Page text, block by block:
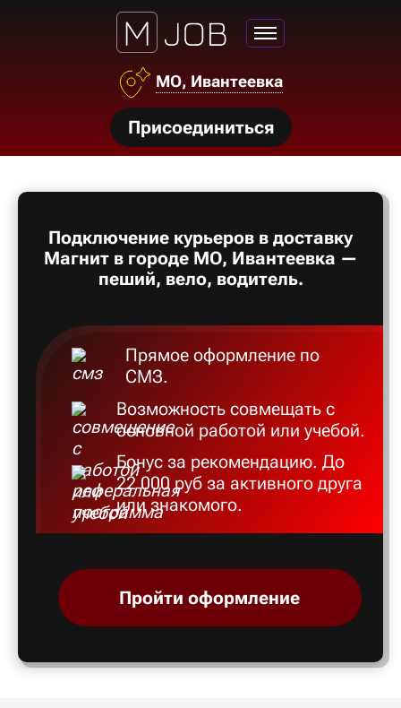
МО, Ивантеевка
Присоединиться
Подключение курьеров в доставку
Магнит в городе МО, Ивантеевка —
пеший, вело, водитель.
Прямое оформление по
СМЗ.
Возможность совмещать с
основной работой или учебой.
Бонус за рекомендацию. До
22 000 руб за активного друга
или знакомого.
Пройти оформление